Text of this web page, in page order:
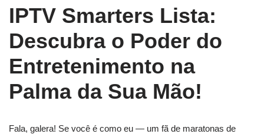
IPTV Smarters Lista:
Descubra o Poder do
Entretenimento na
Palma da Sua Mão!
Fala, galera! Se você é como eu — um fã de maratonas de